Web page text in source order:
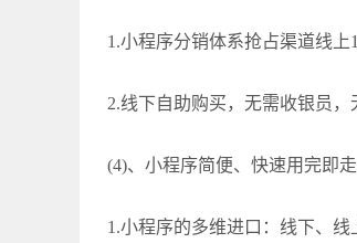
1.小程序分销体系抢占渠道线
2.线下自助购买，无需收银员
(4)、小程序简便、快速用完即
1.小程序的多维进口：线下、